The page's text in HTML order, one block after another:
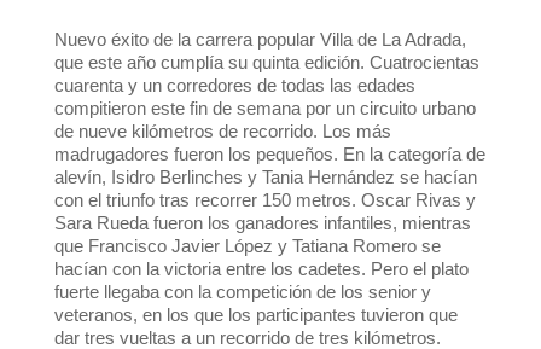
Nuevo éxito de la carrera popular Villa de La Adrada,
que este año cumplía su quinta edición. Cuatrocientas
cuarenta y un corredores de todas las edades
compitieron este fin de semana por un circuito urbano
de nueve kilómetros de recorrido. Los más
madrugadores fueron los pequeños. En la categoría de
alevín, Isidro Berlinches y Tania Hernández se hacían
con el triunfo tras recorrer 150 metros. Oscar Rivas y
Sara Rueda fueron los ganadores infantiles, mientras
que Francisco Javier López y Tatiana Romero se
hacían con la victoria entre los cadetes. Pero el plato
fuerte llegaba con la competición de los senior y
veteranos, en los que los participantes tuvieron que
dar tres vueltas a un recorrido de tres kilómetros.